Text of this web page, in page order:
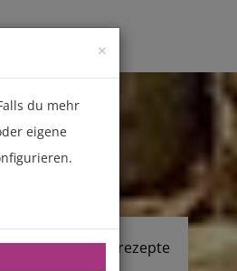
backtechnik.de/rezepte
×
du mehr
eigene